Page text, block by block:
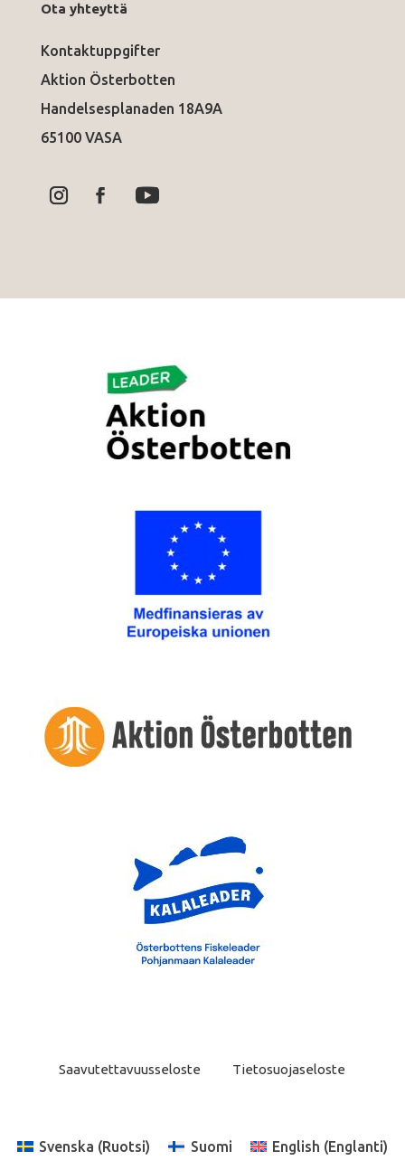
Ota yhteyttä
Kontaktuppgifter
Aktion Österbotten
Handelsesplanaden 18A9A
65100 VASA
Saavutettavuusseloste Tietosuojaseloste
Svenska (Ruotsi) Suomi English (Englanti)